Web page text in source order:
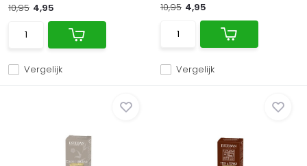
Vergelijk
10,95 4,95
Vergelijk
10,95 4,95